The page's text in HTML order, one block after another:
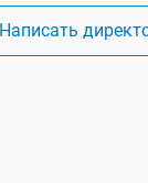
Написать